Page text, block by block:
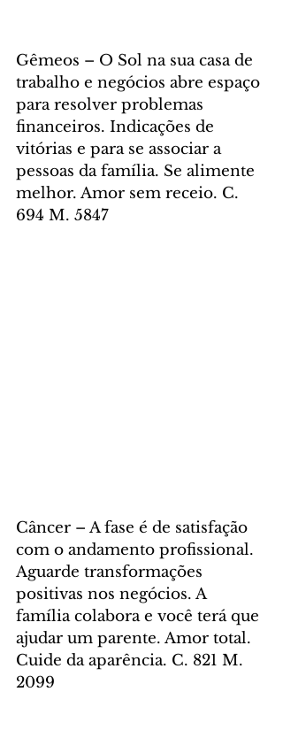
Gêmeos – O Sol na sua casa de
trabalho e negócios abre espaço
para resolver problemas
financeiros. Indicações de
vitórias e para se associar a
pessoas da família. Se alimente
melhor. Amor sem receio. C.
694 M. 5847
Câncer – A fase é de satisfação
com o andamento profissional.
Aguarde transformações
positivas nos negócios. A
família colabora e você terá que
ajudar um parente. Amor total.
Cuide da aparência. C. 821 M.
2099